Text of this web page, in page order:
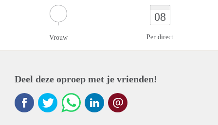
Vrouw
08
Per direct
Deel deze oproep met je vrienden!